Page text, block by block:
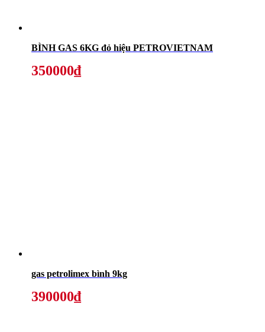
BÌNH GAS 6KG đỏ hiệu PETROVIETNAM
350000₫
gas petrolimex bình 9kg
390000₫